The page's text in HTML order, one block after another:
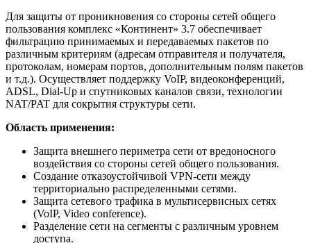
Для защиты от проникновения со стороны сетей общего
пользования комплекс «Континент» 3.7 обеспечивает
фильтрацию принимаемых и передаваемых пакетов по
различным критериям (адресам отправителя и получателя,
протоколам, номерам портов, дополнительным полям пакетов
и т.д.). Осуществляет поддержку VoIP, видеоконференций,
ADSL, Dial-Up и спутниковых каналов связи, технологии
NAT/PAT для сокрытия структуры сети.
Область применения:
Защита внешнего периметра сети от вредоносного
воздействия со стороны сетей общего пользования.
Создание отказоустойчивой VPN-сети между
территориально распределенными сетями.
Защита сетевого трафика в мультисервисных сетях
(VoIP, Video conference).
Разделение сети на сегменты с различным уровнем
доступа.